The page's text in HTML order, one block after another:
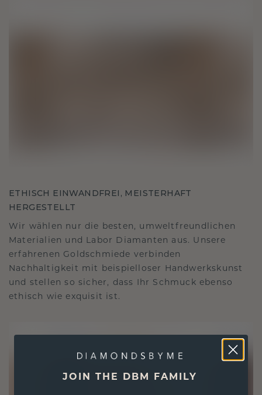
ETHISCH EINWANDFREI, MEISTERHAFT
HERGESTELLT
Wir wählen nur die besten, umweltfreundlichen
Materialien und Labor Diamanten aus. Unsere
erfahrenen Goldschmiede verbinden
Nachhaltigkeit mit beispielloser Handwerkskunst
und stellen so sicher, dass Ihr Schmuck ebenso
ethisch wie exquisit ist.
JOIN THE DBM FAMILY